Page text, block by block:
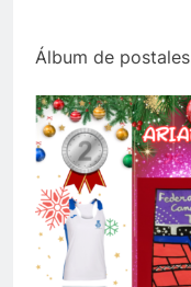
Álbum de postales